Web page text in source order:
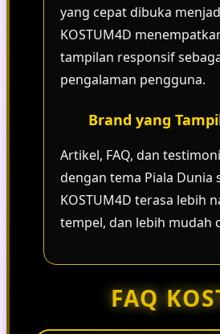
yang cepat dibuka
KOSTUM4D
tampilan responsif
pengalaman pengguna.
Brand yang
Artikel, FAQ, dan
dengan tema Piala Dunia
KOSTUM4D terasa lebih
tempel, dan lebih mudah
FAQ